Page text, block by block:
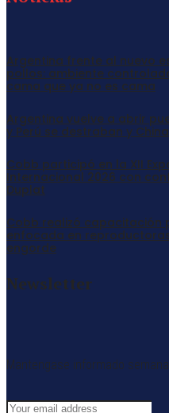
Argentina frente al nuevo
pollos: ambiente
cama que ya no es cama
Argentina vuelve a abrir
y Perú se destraban y
Cobb participó en la XII
Internacional 2026 con
Duplat
Cobb realizó capacitación
enfocada en
engorde
Newsletter
Mantengase informado